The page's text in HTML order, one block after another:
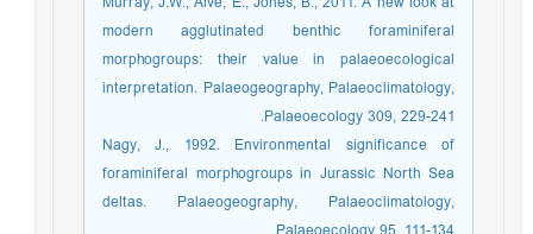
modern agglutinated benthic foraminiferal
morphogroups: their value in palaeoecological
interpretation. Palaeogeography, Palaeoclimatology,
Palaeoecology 309, 229-241.
Nagy, J., 1992. Environmental significance of
foraminiferal morphogroups in Jurassic North Sea
deltas. Palaeogeography, Palaeoclimatology,